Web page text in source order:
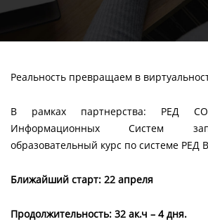
Реальность превращаем в
В рамках партнерства: РЕД
Информационных Систем
образовательный курс по системе РЕД
Ближайший старт: 22 апреля
Продолжительность: 32 ак.ч – 4 дня.